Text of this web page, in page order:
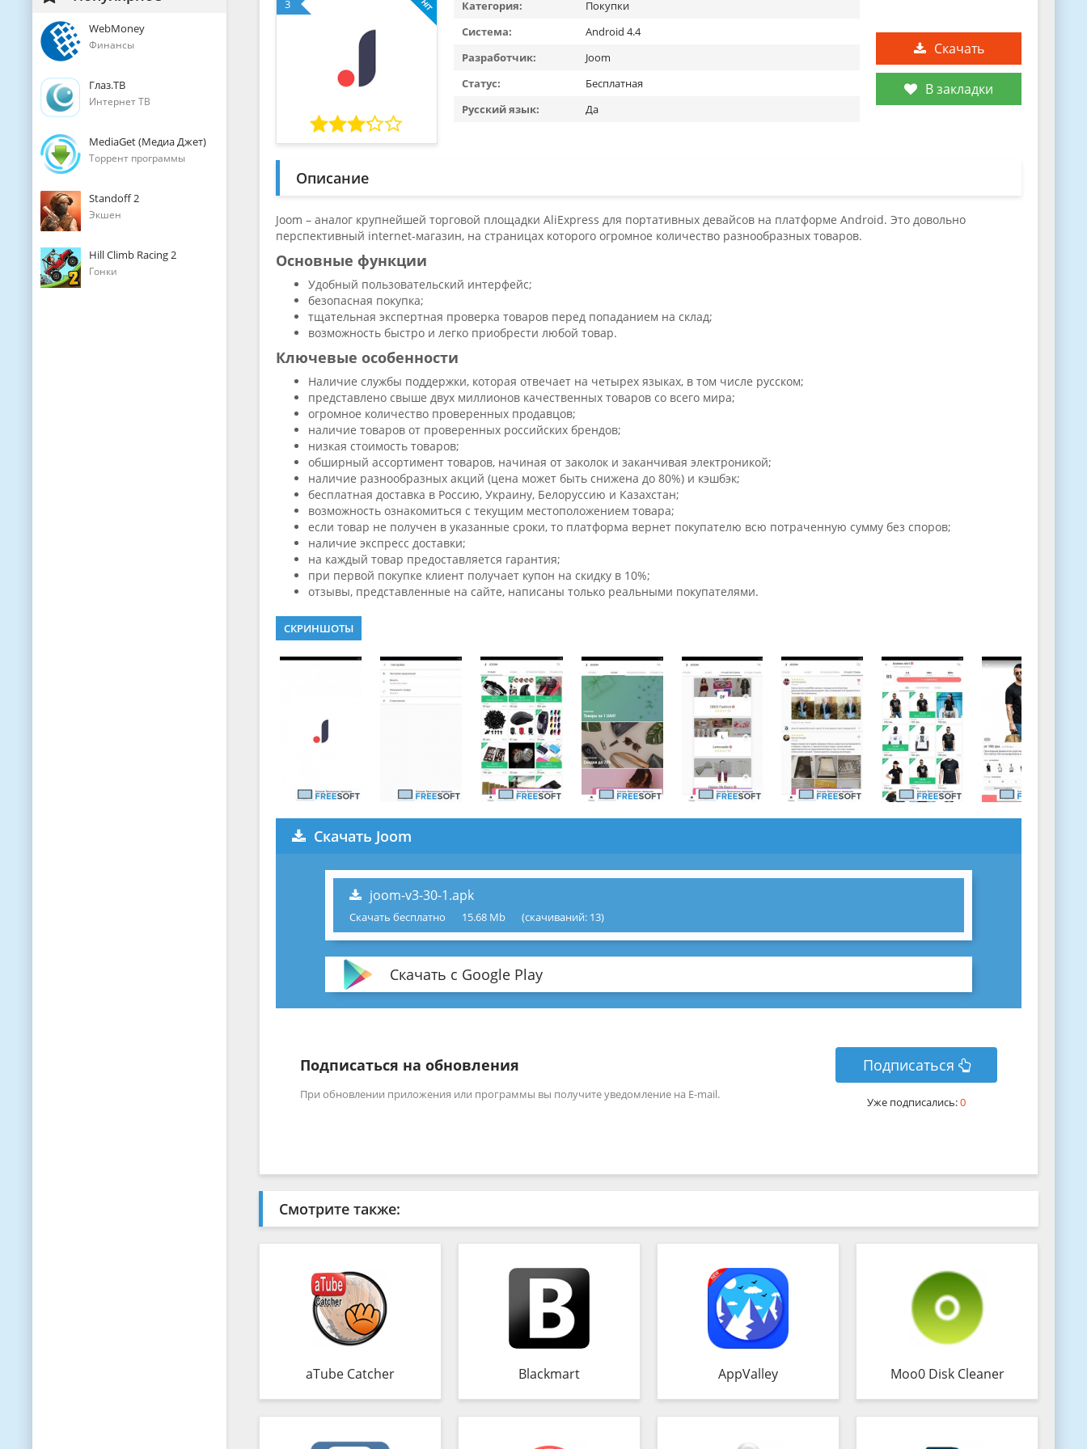
WebMoney
Финансы
Глаз.ТВ
Интернет ТВ
MediaGet (Медиа Джет)
Торрент программы
Standoff 2
Экшен
Hill Climb Racing 2
Гонки
3
Скачать
В закладки
Категория:
Покупки
Система:
Android 4.4
Разработчик:
Joom
Статус:
Бесплатная
Русский язык:
Да
Описание
Joom – аналог крупнейшей торговой площадки AliExpress для портативных девайсов на платформе Android. Это довольно
перспективный internet-магазин, на страницах которого огромное количество разнообразных товаров.
Основные функции
Удобный пользовательский интерфейс;
безопасная покупка;
тщательная экспертная проверка товаров перед попаданием на склад;
возможность быстро и легко приобрести любой товар.
Ключевые особенности
Наличие службы поддержки, которая отвечает на четырех языках, в том числе русском;
представлено свыше двух миллионов качественных товаров со всего мира;
огромное количество проверенных продавцов;
наличие товаров от проверенных российских брендов;
низкая стоимость товаров;
обширный ассортимент товаров, начиная от заколок и заканчивая электроникой;
наличие разнообразных акций (цена может быть снижена до 80%) и кэшбэк;
бесплатная доставка в Россию, Украину, Белоруссию и Казахстан;
возможность ознакомиться с текущим местоположением товара;
если товар не получен в указанные сроки, то платформа вернет покупателю всю потраченную сумму без споров;
наличие экспресс доставки;
на каждый товар предоставляется гарантия;
при первой покупке клиент получает купон на скидку в 10%;
отзывы, представленные на сайте, написаны только реальными покупателями.
СКРИНШОТЫ
Скачать Joom
joom-v3-30-1.apk
Скачать бесплатно 15.68 Mb (cкачиваний: 13)
Скачать с Google Play
Подписаться на обновления
При обновлении приложения или программы вы получите уведомление на E-mail.
Подписаться
Уже подписались:0
Смотрите также:
aTube Catcher Blackmart AppValley Moo0 Disk Cleaner